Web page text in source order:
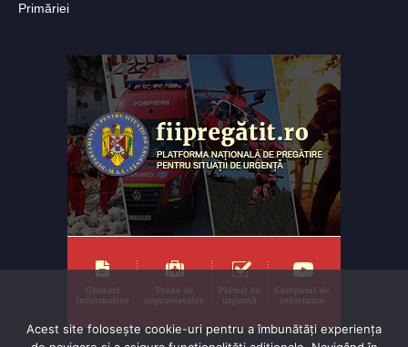
Primăriei
Acest site folosește cookie-uri pentru a îmbunătăți experiența